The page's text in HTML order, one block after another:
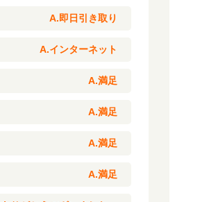
A.即日引き取り
A.インターネット
A.満足
A.満足
A.満足
A.満足